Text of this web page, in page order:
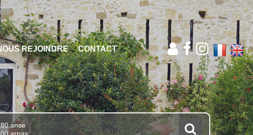
REJOINDRE CONTACT